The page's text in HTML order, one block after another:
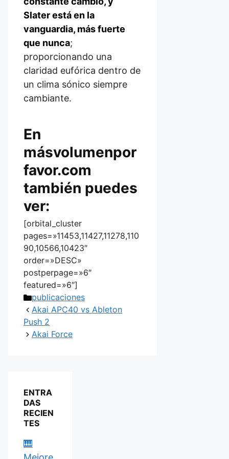
Slater está en la
vanguardia, más fuerte
que nunca;
proporcionando una
claridad eufórica dentro de
un clima sónico siempre
cambiante.
En
másvolumenpor
favor.com
también puedes
ver:
[orbital_cluster
pages=»11453,11427,11278,110
90,10566,10423″
order=»DESC»
postperpage=»6″
featured=»6″]
Categorías
publicaciones
Akai APC40 vs Ableton
Push 2
Akai Force
ENTRA
DAS
RECIEN
TES
🎹